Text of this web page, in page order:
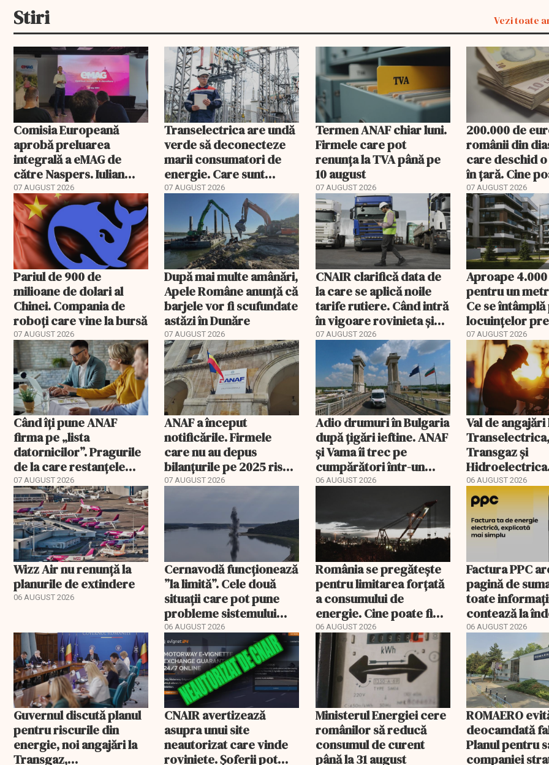
Stiri Vezi toate
Comisia Europeană
aprobă preluarea
integrală a eMAG de
către Naspers. Iulian
Stanciu iese din
acționariat
07 AUGUST 2026
Transelectrica are undă
verde să deconecteze
marii consumatori de
energie. Care sunt
condițiile
07 AUGUST 2026
Termen ANAF chiar luni.
Firmele care pot
renunța la TVA până pe
10 august
07 AUGUST 2026
200.000 de
românii din
care deschid
în țară. Cine
banii și ce
rambursat
07 AUGUST 2026
Pariul de 900 de
milioane de dolari al
Chinei. Compania de
roboți care vine la bursă
07 AUGUST 2026
După mai multe amânări,
Apele Române anunță că
barjele vor fi scufundate
astăzi în Dunăre
07 AUGUST 2026
CNAIR clarifică data de
la care se aplică noile
tarife rutiere. Când intră
în vigoare rovinieta și
TollRo
07 AUGUST 2026
Aproape
pentru un
Ce se
locuințelor
07 AUGUST 2026
Când îți pune ANAF
firma pe „lista
datornicilor”. Pragurile
de la care restanțele
devin publice
07 AUGUST 2026
ANAF a început
notificările. Firmele
care nu au depus
bilanțurile pe 2025 riscă
să ajungă inactive fiscal
07 AUGUST 2026
Adio drumuri în Bulgaria
după țigări ieftine. ANAF
și Vama îi trec pe
cumpărători într-un
registru electronic
06 AUGUST 2026
Val de angajări
Transelectrica,
Transgaz și
400 de
06 AUGUST 2026
Wizz Air nu renunță la
planurile de extindere
06 AUGUST 2026
Cernavodă funcționează
”la limită”. Cele două
situații care pot pune
probleme sistemului
energetic
06 AUGUST 2026
România se pregătește
pentru limitarea forțată
a consumului de
energie. Cine poate fi
deconectat
06 AUGUST 2026
Factura PPC
pagină de
toate
contează la
06 AUGUST 2026
Guvernul discută planul
pentru riscurile din
energie, noi angajări la
Transgaz,
CNAIR avertizează
asupra unui site
neautorizat care vinde
roviniete. Șoferii pot
Ministerul Energiei cere
românilor să reducă
consumul de curent
până la 31 august
ROMAERO
deocamdată
Planul pentru
companiei